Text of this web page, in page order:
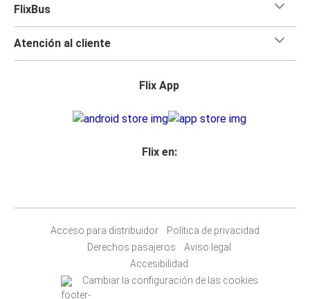
FlixBus
Atención al cliente
Flix App
Flix en:
Acceso para distribuidor
Política de privacidad
Derechos pasajeros
Aviso legal
Accesibilidad
Cambiar la configuración de las cookies